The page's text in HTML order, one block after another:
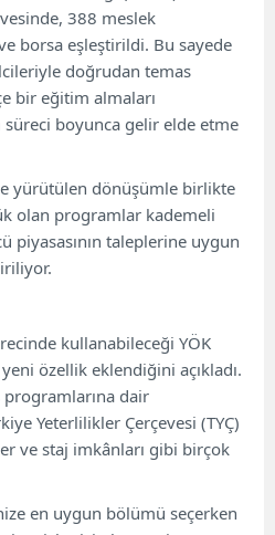
388 meslek
borsa eşleştirildi. Bu sayede
doğrudan temas
bir eğitim almaları
süreci boyunca gelir elde etme
yürütülen dönüşümle birlikte
olan programlar kademeli
piyasasının taleplerine uygun
kullanabileceği YÖK
özellik eklendiğini açıkladı.
programlarına dair
Yeterlilikler Çerçevesi (TYÇ)
ve staj imkânları gibi birçok
en uygun bölümü seçerken